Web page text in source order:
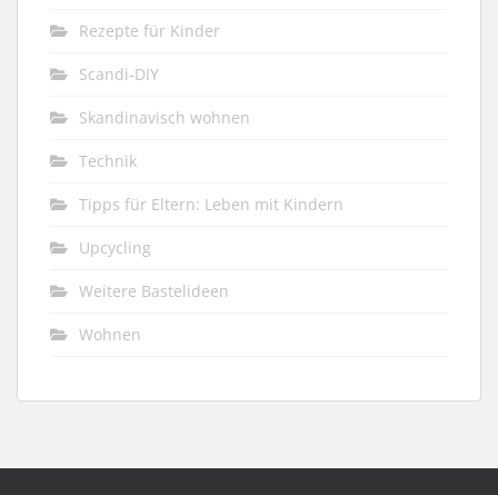
Rezepte für Kinder
Scandi-DIY
Skandinavisch wohnen
Technik
Tipps für Eltern: Leben mit Kindern
Upcycling
Weitere Bastelideen
Wohnen